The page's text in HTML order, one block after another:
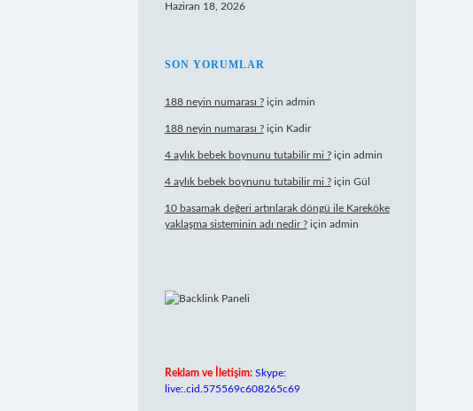
Haziran 18, 2026
SON YORUMLAR
188 neyin numarası ?için admin
188 neyin numarası ?için Kadir
4 aylık bebek boynunu tutabilir mi ?için admin
4 aylık bebek boynunu tutabilir mi ?için Gül
10 basamak değeri artırılarak döngü ile Kareköke
yaklaşma sisteminin adı nedir ?için admin
Reklam ve İletişim: Skype:
live:.cid.575569c608265c69